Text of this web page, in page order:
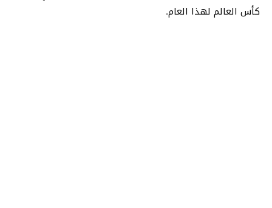
كأس العالم لهذا العام.